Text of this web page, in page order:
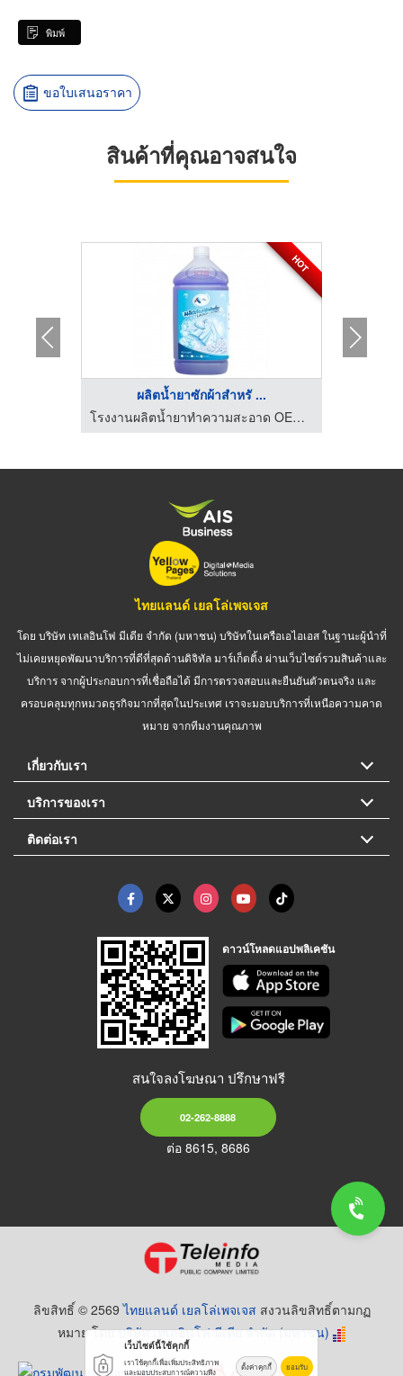
พิมพ์
ขอใบเสนอราคา
สินค้าที่คุณอาจสนใจ
HOT
ผลิตน้ำยาซักผ้าสำหรั ...
โรงงานผลิตน้ำยาทำความสะอาด OEM - คงธนา เซอร์วิส
ไทยแลนด์ เยลโล่เพจเจส
โดย บริษัท เทเลอินโฟ มีเดีย จำกัด (มหาชน) บริษัทในเครือเอไอเอส ในฐานะผู้นำที่
ไม่เคยหยุดพัฒนาบริการที่ดีที่สุดด้านดิจิทัล มาร์เก็ตติ้ง ผ่านเว็บไซต์รวมสินค้าและ
บริการ จากผู้ประกอบการที่เชื่อถือได้ มีการตรวจสอบและยืนยันตัวตนจริง และ
ครอบคลุมทุกหมวดธุรกิจมากที่สุดในประเทศ เราจะมอบบริการที่เหนือความคาด
หมาย จากทีมงานคุณภาพ
เกี่ยวกับเรา
บริการของเรา
ติดต่อเรา
ดาวน์โหลดแอปพลิเคชัน
สนใจลงโฆษณา ปรึกษาฟรี
02-262-8888
ต่อ 8615, 8686
ลิขสิทธิ์ © 2569ไทยแลนด์ เยลโล่เพจเจส สงวนลิขสิทธิ์ตามกฏ
หมาย โดยบริษัท เทเลอินโฟ มีเดีย จำกัด (มหาชน)
เว็บไซต์นี้ใช้คุกกี้
เราใช้คุกกี้เพื่อเพิ่มประสิทธิภาพ
และมอบประสบการณ์ความพึง
ตั้งค่าคุกกี้ ยอมรับ